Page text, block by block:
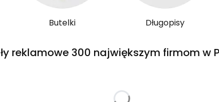
Butelki Długopisy
reklamowe 300 największym firmom w